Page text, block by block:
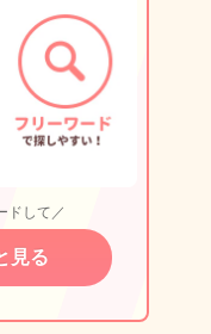
ドして／
見る